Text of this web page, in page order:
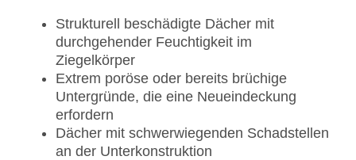
Strukturell beschädigte Dächer mit
durchgehender Feuchtigkeit im
Ziegelkörper
Extrem poröse oder bereits brüchige
Untergründe, die eine Neueindeckung
erfordern
Dächer mit schwerwiegenden Schadstellen
an der Unterkonstruktion